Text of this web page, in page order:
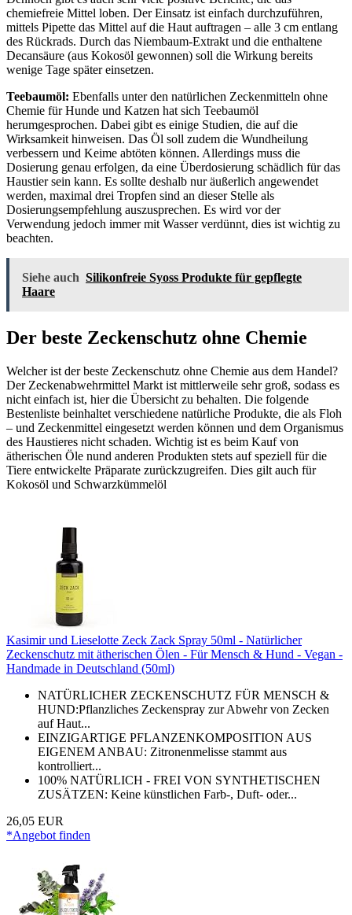
chemiefreie Mittel loben. Der Einsatz ist einfach durchzuführen,
mittels Pipette das Mittel auf die Haut auftragen – alle 3 cm entlang
des Rückrads. Durch das Niembaum-Extrakt und die enthaltene
Decansäure (aus Kokosöl gewonnen) soll die Wirkung bereits
wenige Tage später einsetzen.
Teebaumöl: Ebenfalls unter den natürlichen Zeckenmitteln ohne
Chemie für Hunde und Katzen hat sich Teebaumöl
herumgesprochen. Dabei gibt es einige Studien, die auf die
Wirksamkeit hinweisen. Das Öl soll zudem die Wundheilung
verbessern und Keime abtöten können. Allerdings muss die
Dosierung genau erfolgen, da eine Überdosierung schädlich für das
Haustier sein kann. Es sollte deshalb nur äußerlich angewendet
werden, maximal drei Tropfen sind an dieser Stelle als
Dosierungsempfehlung auszusprechen. Es wird vor der
Verwendung jedoch immer mit Wasser verdünnt, dies ist wichtig zu
beachten.
Siehe auch Silikonfreie Syoss Produkte für gepflegte
Haare
Der beste Zeckenschutz ohne Chemie
Welcher ist der beste Zeckenschutz ohne Chemie aus dem Handel?
Der Zeckenabwehrmittel Markt ist mittlerweile sehr groß, sodass es
nicht einfach ist, hier die Übersicht zu behalten. Die folgende
Bestenliste beinhaltet verschiedene natürliche Produkte, die als Floh
– und Zeckenmittel eingesetzt werden können und dem Organismus
des Haustieres nicht schaden. Wichtig ist es beim Kauf von
ätherischen Öle nund anderen Produkten stets auf speziell für die
Tiere entwickelte Präparate zurückzugreifen. Dies gilt auch für
Kokosöl und Schwarzkümmelöl
Kasimir und Lieselotte Zeck Zack Spray 50ml - Natürlicher
Zeckenschutz mit ätherischen Ölen - Für Mensch & Hund - Vegan -
Handmade in Deutschland (50ml)
NATÜRLICHER ZECKENSCHUTZ FÜR MENSCH &
HUND:Pflanzliches Zeckenspray zur Abwehr von Zecken
auf Haut...
EINZIGARTIGE PFLANZENKOMPOSITION AUS
EIGENEM ANBAU: Zitronenmelisse stammt aus
kontrolliert...
100% NATÜRLICH - FREI VON SYNTHETISCHEN
ZUSÄTZEN: Keine künstlichen Farb-, Duft- oder...
26,05 EUR
*Angebot finden